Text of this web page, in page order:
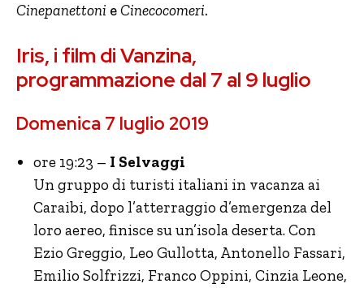
Cinepanettoni eCinecocomeri.
Iris, i film di Vanzina,
programmazione dal 7 al 9 luglio
Domenica 7 luglio 2019
ore 19:23 – I Selvaggi
Un gruppo di turisti italiani in vacanza ai
Caraibi, dopo l’atterraggio d’emergenza del
loro aereo, finisce su un’isola deserta. Con
Ezio Greggio, Leo Gullotta, Antonello Fassari,
Emilio Solfrizzi, Franco Oppini, Cinzia Leone,